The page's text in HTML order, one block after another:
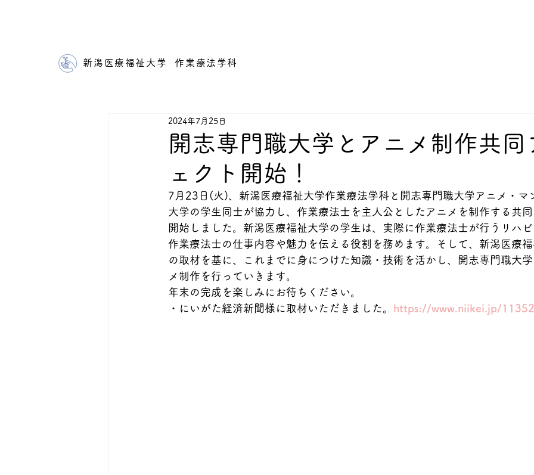
新潟医療福祉大学 作業療法学科
開志専門職大学とアニメ制作共同
ェクト開始！
2024年7月25日
7月23日(火)、新潟医療福祉大学作業療法学科と開志専門職大学アニメ・マ
大学の学生同士が協力し、作業療法士を主人公としたアニメを制作する共
開始しました。新潟医療福祉大学の学生は、実際に作業療法士が行うリハ
作業療法士の仕事内容や魅力を伝える役割を務めます。そして、新潟医療
の取材を基に、これまでに身につけた知識・技術を活かし、開志専門職大
メ制作を行っていきます。
年末の完成を楽しみにお待ちください。
・にいがた経済新聞様に取材いただきました。 https://www.niikei.jp/